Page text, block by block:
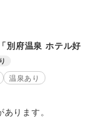
別府温泉 ホテル好
温泉あり
ります。